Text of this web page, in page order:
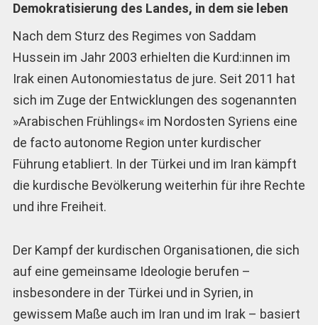
Demokratisierung des Landes, in dem sie leben
Nach dem Sturz des Regimes von Saddam
Hussein im Jahr 2003 erhielten die Kurd:innen im
Irak einen Autonomiestatus de jure. Seit 2011 hat
sich im Zuge der Entwicklungen des sogenannten
»Arabischen Frühlings« im Nordosten Syriens eine
de facto autonome Region unter kurdischer
Führung etabliert. In der Türkei und im Iran kämpft
die kurdische Bevölkerung weiterhin für ihre Rechte
und ihre Freiheit.
Der Kampf der kurdischen Organisationen, die sich
auf eine gemeinsame Ideologie berufen –
insbesondere in der Türkei und in Syrien, in
gewissem Maße auch im Iran und im Irak – basiert